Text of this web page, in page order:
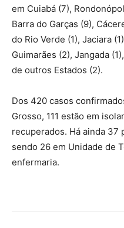
em Cuiabá (7),
Barra do Garças (9),
do Rio Verde (1), Jaciara
Guimarães (2), Jangada
de outros Estados (2).
Dos 420 casos
Grosso, 111 estão em
recuperados. Há ainda 37
sendo 26 em Unidade de
enfermaria.